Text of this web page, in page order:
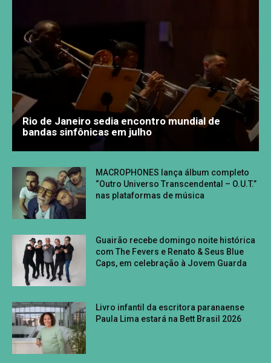
Rio de Janeiro sedia encontro mundial de
bandas sinfônicas em julho
MACROPHONES lança álbum completo
“Outro Universo Transcendental – O.U.T.”
nas plataformas de música
Guairão recebe domingo noite histórica
com The Fevers e Renato & Seus Blue
Caps, em celebração à Jovem Guarda
Livro infantil da escritora paranaense
Paula Lima estará na Bett Brasil 2026